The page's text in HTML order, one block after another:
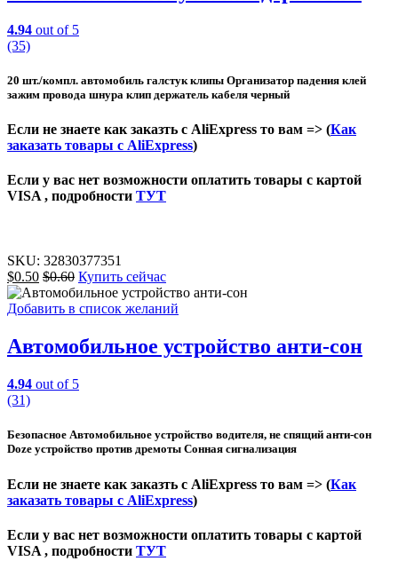
4.94 out of 5
(35)
20 шт./компл. автомобиль галстук клипы Организатор падения клей
зажим провода шнура клип держатель кабеля черный
Если не знаете как заказть с AliExpress то вам => (Как
заказать товары с AliExpress)
Если у вас нет возможности оплатить товары с картой
VISA , подробности ТУТ
SKU: 32830377351
$0.50 $0.60 Купить сейчас
Добавить в список желаний
Автомобильное устройство анти-сон
4.94 out of 5
(31)
Безопасное Автомобильное устройство водителя, не спящий анти-сон
Doze устройство против дремоты Сонная сигнализация
Если не знаете как заказть с AliExpress то вам => (Как
заказать товары с AliExpress)
Если у вас нет возможности оплатить товары с картой
VISA , подробности ТУТ